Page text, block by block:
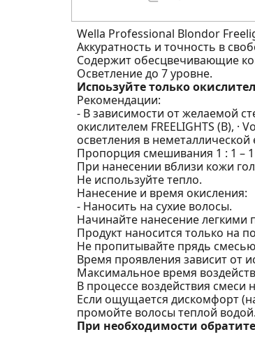
Wella Professional Blondor
Аккуратность и точность в
Содержит обесцвечивающие
Осветление до 7 уровне.
Испоьзуйте только
Рекомендации:
- В зависимости от желаемой
окислителем FREELIGHTS (B), ·
осветления в неметаллической
Пропорция смешивания 1 : 1 –
При нанесении вблизи кожи
Не используйте тепло.
Нанесение и время окисления:
- Наносить на сухие волосы.
Начинайте нанесение
Продукт наносится только на
Не пропитывайте прядь
Время проявления зависит от
Максимальное время
В процессе воздействия
Если ощущается дискомфорт
промойте волосы теплой водой.
При необходимости